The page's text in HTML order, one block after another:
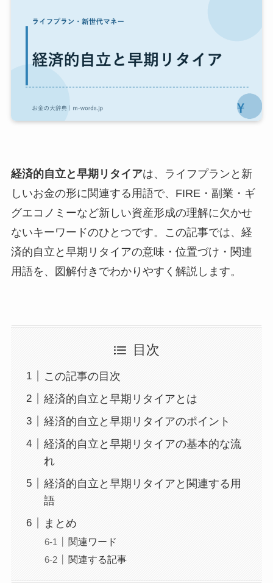
経済的自立と早期リタイアは、ライフプランと新
しいお金の形に関連する用語で、FIRE・副業・ギ
グエコノミーなど新しい資産形成の理解に欠かせ
ないキーワードのひとつです。この記事では、経
済的自立と早期リタイアの意味・位置づけ・関連
用語を、図解付きでわかりやすく解説します。
目次
この記事の目次
経済的自立と早期リタイアとは
経済的自立と早期リタイアのポイント
経済的自立と早期リタイアの基本的な流
れ
経済的自立と早期リタイアと関連する用
語
まとめ
関連ワード
関連する記事